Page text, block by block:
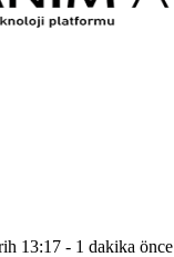
13:17 - 1 dakika önce